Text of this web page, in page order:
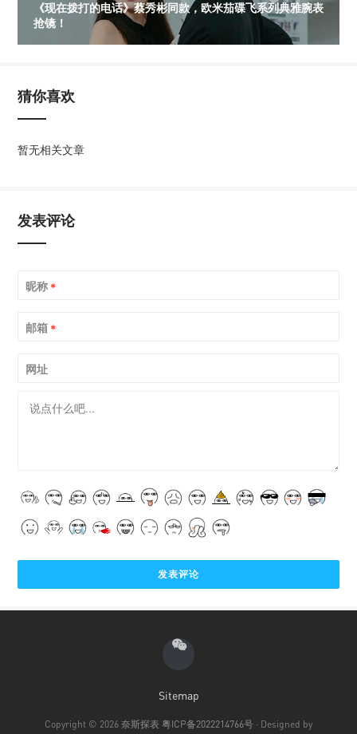
《现在拨打的电话》蔡秀彬同款，欧米茄碟飞系列典雅腕表
抢镜！
猜你喜欢
暂无相关文章
发表评论
昵称 *
邮箱 *
网址
Sitemap
Copyright © 2026 奈斯探表 粤ICP备2022214766号 · Designed by